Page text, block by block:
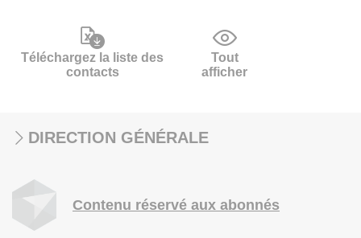
Téléchargez la liste des
contacts
Tout
afficher
DIRECTION GÉNÉRALE
Contenu réservé aux abonnés